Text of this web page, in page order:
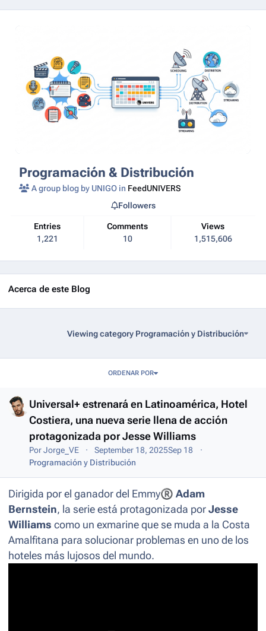
Programación & Distribución
A group blog by UNIGO in FeedUNIVERS
Entries
1,221
Comments
10
Views
1,515,606
Followers
Acerca de este Blog
Viewing category Programación y Distribución
ORDENAR POR
Universal+ estrenará en Latinoamérica, Hotel
Costiera, una nueva serie llena de acción
protagonizada por Jesse Williams
PorJorge_VE September 18, 2025Sep 18
Programación y Distribución
Dirigida por el ganador del Emmy® Adam
Bernstein, la serie está protagonizada por Jesse
Williams como un exmarine que se muda a la Costa
Amalfitana para solucionar problemas en uno de los
hoteles más lujosos del mundo.